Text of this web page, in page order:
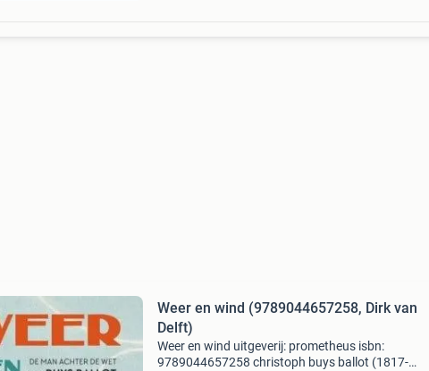
Weer en wind (9789044657258, Dirk van
Delft)
Weer en wind uitgeverij: prometheus isbn:
9789044657258 christoph buys ballot (1817-